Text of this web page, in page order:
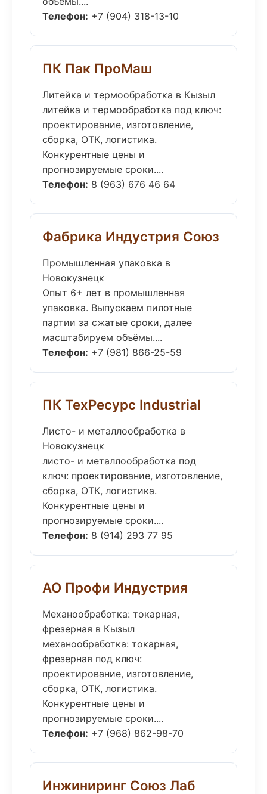
Телефон: +7 (904) 318-13-10
ПК Пак ПроМаш
Литейка и термообработка в Кызыл
литейка и термообработка под ключ:
проектирование, изготовление,
сборка, ОТК, логистика.
Конкурентные цены и
прогнозируемые сроки....
Телефон: 8 (963) 676 46 64
Фабрика Индустрия Союз
Промышленная упаковка в
Новокузнецк
Опыт 6+ лет в промышленная
упаковка. Выпускаем пилотные
партии за сжатые сроки, далее
масштабируем объёмы....
Телефон: +7 (981) 866-25-59
ПК ТехРесурс Industrial
Листо- и металлообработка в
Новокузнецк
листо- и металлообработка под
ключ: проектирование, изготовление,
сборка, ОТК, логистика.
Конкурентные цены и
прогнозируемые сроки....
Телефон: 8 (914) 293 77 95
АО Профи Индустрия
Механообработка: токарная,
фрезерная в Кызыл
механообработка: токарная,
фрезерная под ключ:
проектирование, изготовление,
сборка, ОТК, логистика.
Конкурентные цены и
прогнозируемые сроки....
Телефон: +7 (968) 862-98-70
Инжиниринг Союз Лаб